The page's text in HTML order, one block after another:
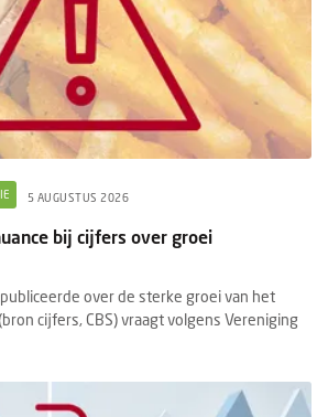
5 AUGUSTUS 2026
bij cijfers over groei
over de sterke groei van het
cijfers, CBS) vraagt volgens Vereniging